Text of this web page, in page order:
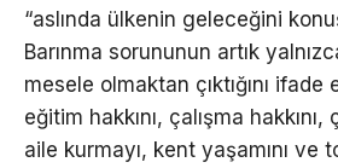
“aslında ülkenin geleceğini
Barınma sorununun artık
mesele olmaktan çıktığını ifade
eğitim hakkını, çalışma hakkını,
aile kurmayı, kent yaşamını ve